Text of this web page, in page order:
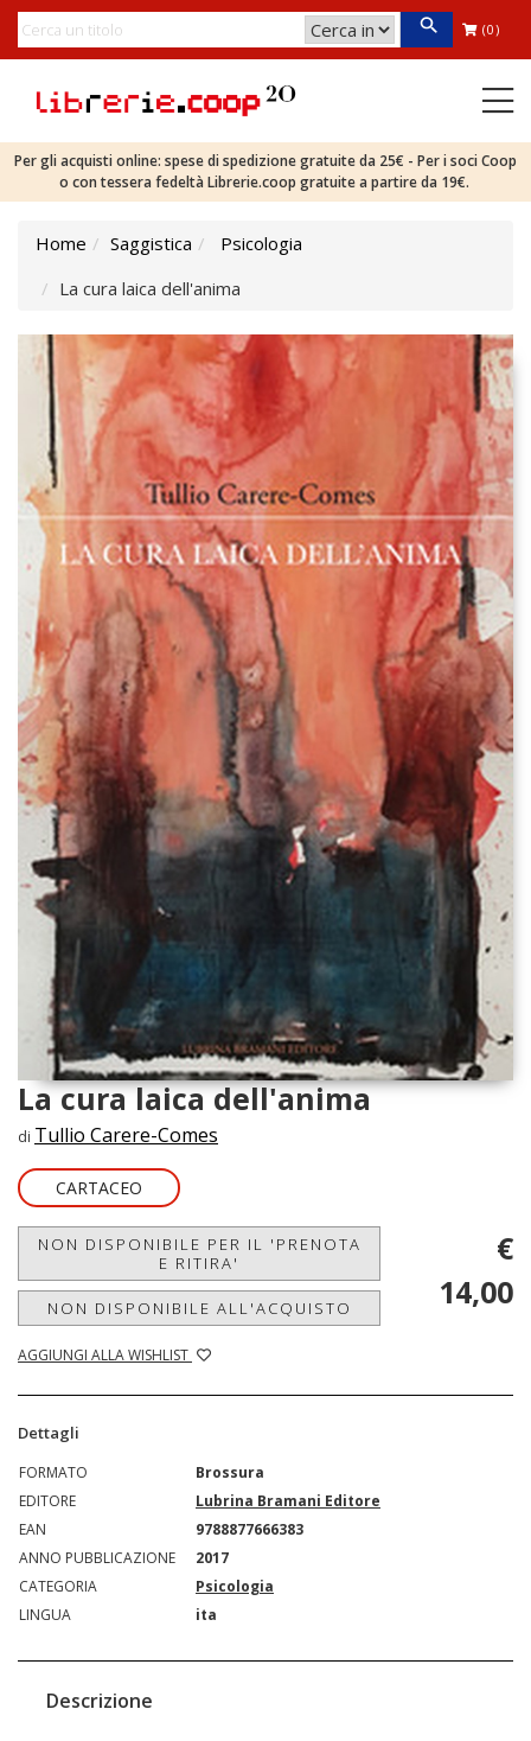
(0)
Per gli acquisti online: spese di spedizione gratuite da 25€ - Per i soci Coop
o con tessera fedeltà Librerie.coop gratuite a partire da 19€.
Home Saggistica
Psicologia
La cura laica dell'anima
La cura laica dell'anima
di Tullio Carere-Comes
CARTACEO
NON DISPONIBILE PER IL 'PRENOTA
E RITIRA'
NON DISPONIBILE ALL'ACQUISTO
AGGIUNGI ALLA WISHLIST
€
14,00
Dettagli
FORMATO
Brossura
EDITORE
Lubrina Bramani Editore
EAN
9788877666383
ANNO PUBBLICAZIONE
2017
CATEGORIA
Psicologia
LINGUA
ita
Descrizione